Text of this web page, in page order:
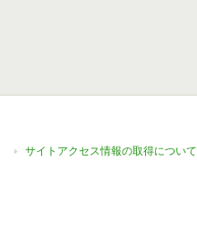
サイトアクセス情報の取得について